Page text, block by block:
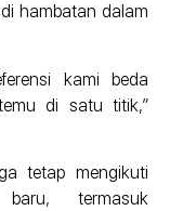
hambatan dalam
kami beda
di satu titik,”
tetap mengikuti
termasuk